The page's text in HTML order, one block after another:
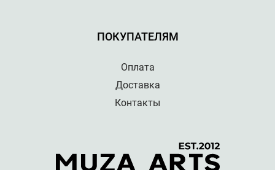
ПОКУПАТЕЛЯМ
Оплата
Доставка
Контакты